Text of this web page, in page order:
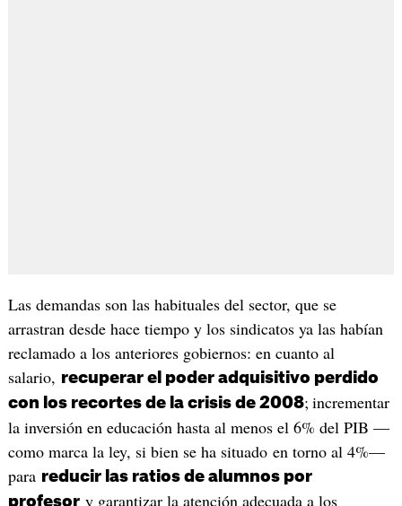
Las demandas son las habituales del sector, que se
arrastran desde hace tiempo y los sindicatos ya las habían
reclamado a los anteriores gobiernos: en cuanto al
salario, recuperar el poder adquisitivo perdido
con los recortes de la crisis de 2008; incrementar
la inversión en educación hasta al menos el 6% del PIB —
como marca la ley, si bien se ha situado en torno al 4%—
para reducir las ratios de alumnos por
profesory garantizar la atención adecuada a los